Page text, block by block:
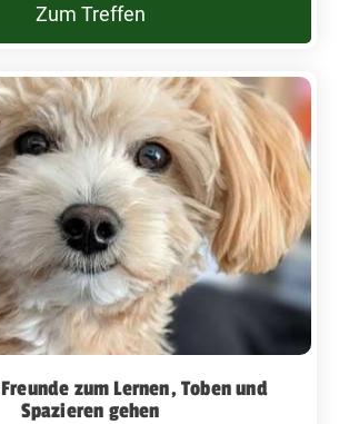
Zum Treffen
zum Lernen, Toben und
Spazieren gehen